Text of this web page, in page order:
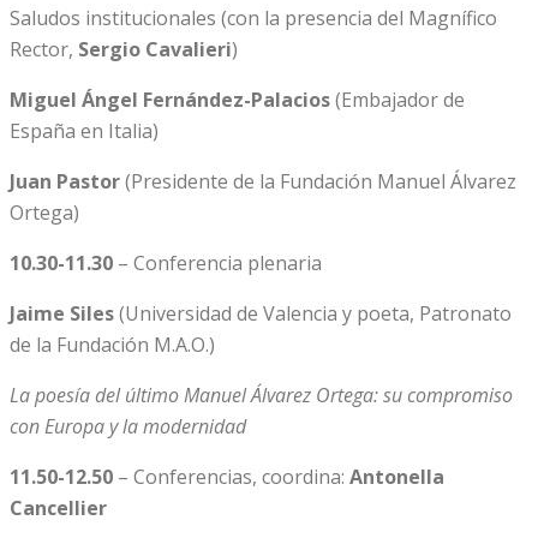
Saludos institucionales (con la presencia del Magnífico
Rector, Sergio Cavalieri)
Miguel Ángel Fernández-Palacios(Embajador de
España en Italia)
Juan Pastor(Presidente de la Fundación Manuel Álvarez
Ortega)
10.30-11.30 – Conferencia plenaria
Jaime Siles(Universidad de Valencia y poeta, Patronato
de la Fundación M.A.O.)
La poesía del último Manuel Álvarez Ortega: su compromiso
con Europa y la modernidad
11.50-12.50 – Conferencias, coordina: Antonella
Cancellier